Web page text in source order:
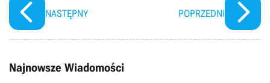
NASTĘPNY POPRZEDNI
Najnowsze Wiadomości